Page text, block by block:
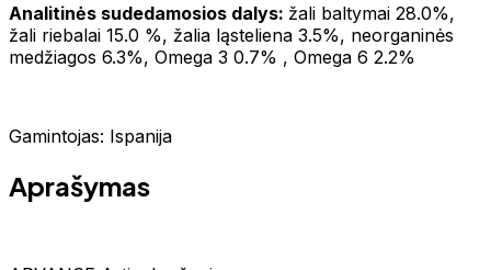
Analitinės sudedamosios dalys: žali baltymai 28.0%,
žali riebalai 15.0 %, žalia ląsteliena 3.5%, neorganinės
medžiagos 6.3%, Omega 3 0.7% , Omega 6 2.2%
Gamintojas: Ispanija
Aprašymas